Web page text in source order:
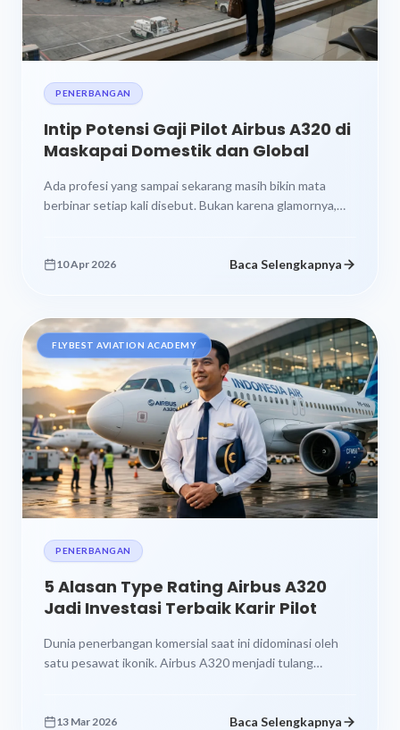
PENERBANGAN
Intip Potensi Gaji Pilot Airbus A320 di
Maskapai Domestik dan Global
Ada profesi yang sampai sekarang masih bikin mata
berbinar setiap kali disebut. Bukan karena glamornya,
10 Apr 2026 Baca Selengkapnya
FLYBEST AVIATION ACADEMY
PENERBANGAN
5 Alasan Type Rating Airbus A320
Jadi Investasi Terbaik Karir Pilot
Dunia penerbangan komersial saat ini didominasi oleh
satu pesawat ikonik. Airbus A320 menjadi tulang
13 Mar 2026 Baca Selengkapnya